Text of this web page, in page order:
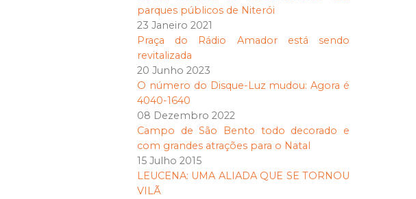
parques públicos de Niterói
23 Janeiro 2021
Praça do Rádio Amador está sendo
revitalizada
20 Junho 2023
O número do Disque-Luz mudou: Agora é
4040-1640
08 Dezembro 2022
Campo de São Bento todo decorado e
com grandes atrações para o Natal
15 Julho 2015
LEUCENA: UMA ALIADA QUE SE TORNOU
VILÃ